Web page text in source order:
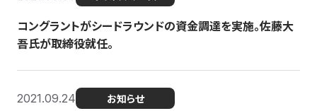
コングラントがシードラウンドの資金調達を実施。佐藤大
吾氏が取締役就任。
2021.09.24 お知らせ